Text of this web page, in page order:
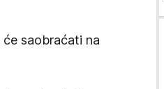
saobraćati na